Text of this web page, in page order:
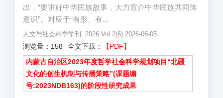
出，“要讲好中华民族故事，大力宣介中华民族共同体
意识”。对应于“有形、有...
人文与社会科学学刊. 2026 Vol.2(6) 2026-06-05
浏览量：158 全文下载：
【PDF】
内蒙古自治区2023年度哲学社会科学规划项目“北疆
文化的创生机制与传播策略”(课题编
号:2023NDB163)的阶段性研究成果